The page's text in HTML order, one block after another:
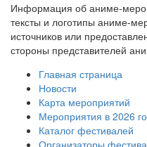
Информация об аниме-
тексты и логотипы аниме-
источников или
стороны представителей
Главная страница
Новости
Карта мероприятий
Мероприятия в 2026
Каталог фестивалей